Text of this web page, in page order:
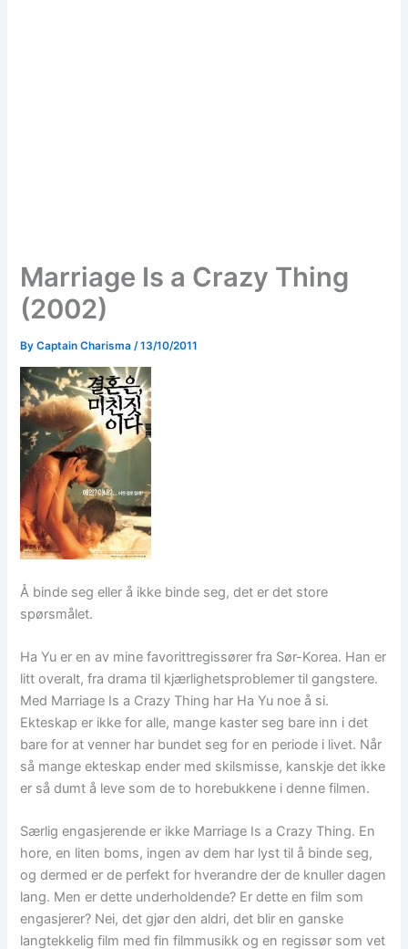
Marriage Is a Crazy Thing
(2002)
ByCaptain Charisma /13/10/2011
Å binde seg eller å ikke binde seg, det er det store
spørsmålet.
Ha Yu er en av mine favorittregissører fra Sør-Korea. Han er
litt overalt, fra drama til kjærlighetsproblemer til gangstere.
Med Marriage Is a Crazy Thing har Ha Yu noe å si.
Ekteskap er ikke for alle, mange kaster seg bare inn i det
bare for at venner har bundet seg for en periode i livet. Når
så mange ekteskap ender med skilsmisse, kanskje det ikke
er så dumt å leve som de to horebukkene i denne filmen.
Særlig engasjerende er ikke Marriage Is a Crazy Thing. En
hore, en liten boms, ingen av dem har lyst til å binde seg,
og dermed er de perfekt for hverandre der de knuller dagen
lang. Men er dette underholdende? Er dette en film som
engasjerer? Nei, det gjør den aldri, det blir en ganske
langtekkelig film med fin filmmusikk og en regissør som vet